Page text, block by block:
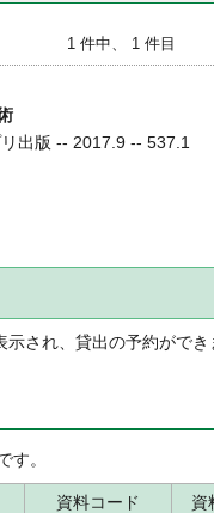
1 件中、 1 件目
出版 -- 2017.9 -- 537.1
示され、貸出の予約ができ
す。
資料コード 資